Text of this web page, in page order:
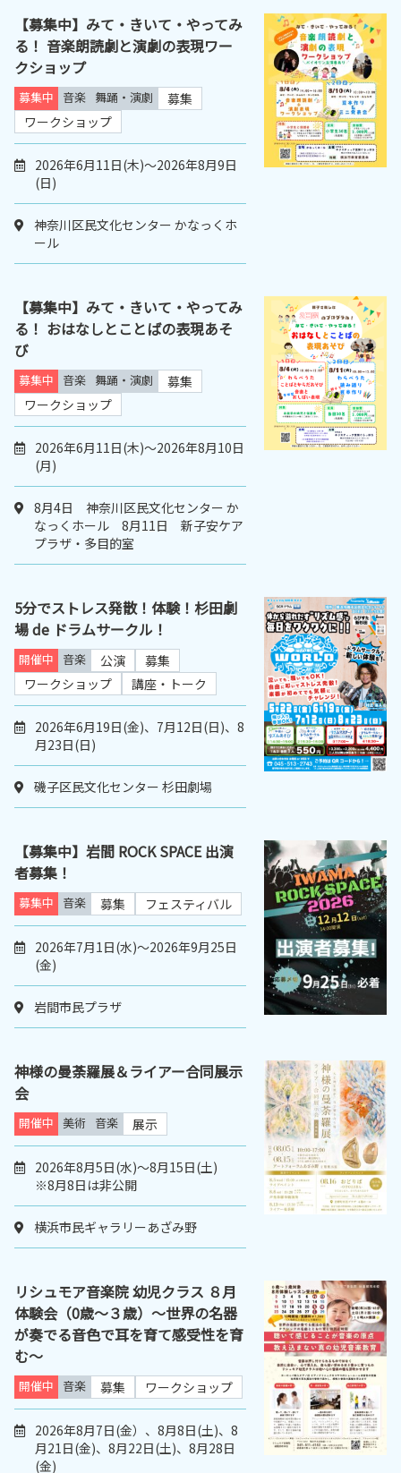
【募集中】みて・きいて・やってみ
る！ 音楽朗読劇と演劇の表現ワー
クショップ
募集中 音楽 舞踊・演劇
募集
ワークショップ
2026年6月11日(木)～2026年8月9日
(日)
神奈川区民文化センター かなっくホ
ール
【募集中】みて・きいて・やってみ
る！ おはなしとことばの表現あそ
び
募集中 音楽 舞踊・演劇
募集
ワークショップ
2026年6月11日(木)～2026年8月10日
(月)
8月4日 神奈川区民文化センター か
なっくホール 8月11日 新子安ケア
プラザ・多目的室
5分でストレス発散！体験！杉田劇
場 de ドラムサークル！
開催中 音楽 公演
募集
ワークショップ
講座・トーク
2026年6月19日(金)、7月12日(日)、8
月23日(日)
磯子区民文化センター 杉田劇場
【募集中】岩間 ROCK SPACE 出演
者募集！
募集中 音楽 募集 フェスティバル
2026年7月1日(水)～2026年9月25日
(金)
岩間市民プラザ
神様の曼荼羅展＆ライアー合同展示
会
開催中 美術 音楽 展示
2026年8月5日(水)～8月15日(土)
※8月8日は非公開
横浜市民ギャラリーあざみ野
リシュモア音楽院 幼児クラス ８月
体験会（0歳～３歳）～世界の名器
が奏でる音色で耳を育て感受性を育
む～
開催中 音楽 募集 ワークショップ
2026年8月7日(金）、8月8日(土)、8
月21日(金)、8月22日(土)、8月28日
(金)